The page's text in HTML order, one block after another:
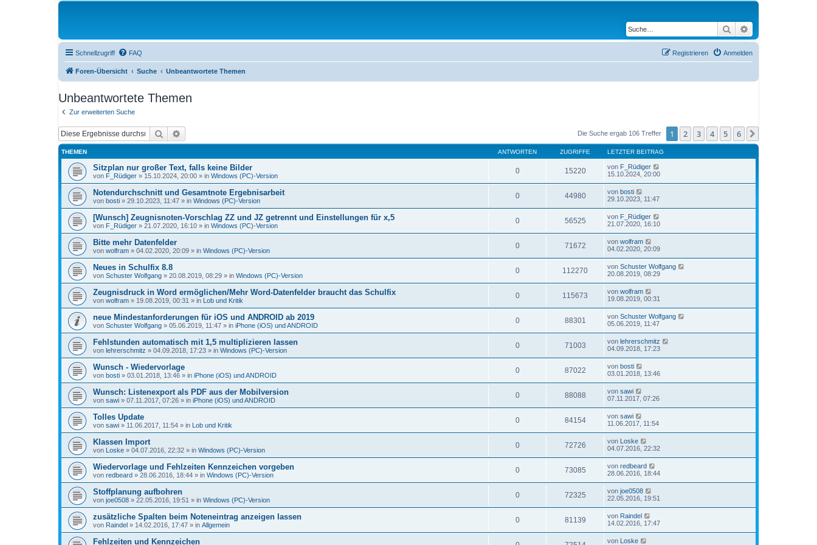
Suche
Schnellzugriff FAQ Anmelden
Registrieren
Foren-Übersicht Suche Unbeantwortete Themen
Unbeantwortete Themen
Zur erweiterten Suche
Suche Die Suche ergab 106 Treffer 1 2 3 4 5 6
THEMEN ANTWORTEN ZUGRIFFE LETZTER BEITRAG
Sitzplan nur großer Text, falls keine Bilder
von F_Rüdiger » 15.10.2024, 20:00 » in Windows (PC)-Version
0 15220 von F_Rüdiger
15.10.2024, 20:00
Notendurchschnitt und Gesamtnote Ergebnisarbeit
von bosti » 29.10.2023, 11:47 » in Windows (PC)-Version
0 44980 von bosti
29.10.2023, 11:47
[Wunsch] Zeugnisnoten-Vorschlag ZZ und JZ getrennt und Einstellungen für x,5
von F_Rüdiger » 21.07.2020, 16:10 » in Windows (PC)-Version
0 56525 von F_Rüdiger
21.07.2020, 16:10
Bitte mehr Datenfelder
von wolfram » 04.02.2020, 20:09 » in Windows (PC)-Version
0 71672 von wolfram
04.02.2020, 20:09
Neues in Schulfix 8.8
von Schuster Wolfgang » 20.08.2019, 08:29 » in Windows (PC)-Version
0 112270 von Schuster Wolfgang
20.08.2019, 08:29
Zeugnisdruck in Word ermöglichen/Mehr Word-Datenfelder braucht das Schulfix
von wolfram » 19.08.2019, 00:31 » in Lob und Kritik
0 115673 von wolfram
19.08.2019, 00:31
neue Mindestanforderungen für iOS und ANDROID ab 2019
von Schuster Wolfgang » 05.06.2019, 11:47 » in iPhone (iOS) und ANDROID
0 88301 von Schuster Wolfgang
05.06.2019, 11:47
Fehlstunden automatisch mit 1,5 multiplizieren lassen
von lehrerschmitz » 04.09.2018, 17:23 » in Windows (PC)-Version
0 71003 von lehrerschmitz
04.09.2018, 17:23
Wunsch - Wiedervorlage
von bosti » 03.01.2018, 13:46 » in iPhone (iOS) und ANDROID
0 87022 von bosti
03.01.2018, 13:46
Wunsch: Listenexport als PDF aus der Mobilversion
von sawi » 07.11.2017, 07:26 » in iPhone (iOS) und ANDROID
0 88088 von sawi
07.11.2017, 07:26
Tolles Update
von sawi » 11.06.2017, 11:54 » in Lob und Kritik
0 84154 von sawi
11.06.2017, 11:54
Klassen Import
von Loske » 04.07.2016, 22:32 » in Windows (PC)-Version
0 72726 von Loske
04.07.2016, 22:32
Wiedervorlage und Fehlzeiten Kennzeichen vorgeben
von redbeard » 28.06.2016, 18:44 » in Windows (PC)-Version
0 73085 von redbeard
28.06.2016, 18:44
Stoffplanung aufbohren
von joe0508 » 22.05.2016, 19:51 » in Windows (PC)-Version
0 72325 von joe0508
22.05.2016, 19:51
zusätzliche Spalten beim Noteneintrag anzeigen lassen
von Raindel » 14.02.2016, 17:47 » in Allgemein
0 81139 von Raindel
14.02.2016, 17:47
Fehlzeiten und Kennzeichen von Loske